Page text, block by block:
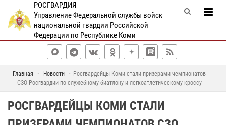
РОСГВАРДИЯ
Управление Федеральной службы войск
национальной гвардии Российской
Федерации по Республике Коми
Главная Новости
Росгвардейцы Коми стали призерами чемпионатов
СЗО Росгвардии по служебному биатлону и легкоатлетическому кроссу
РОСГВАРДЕЙЦЫ КОМИ СТАЛИ